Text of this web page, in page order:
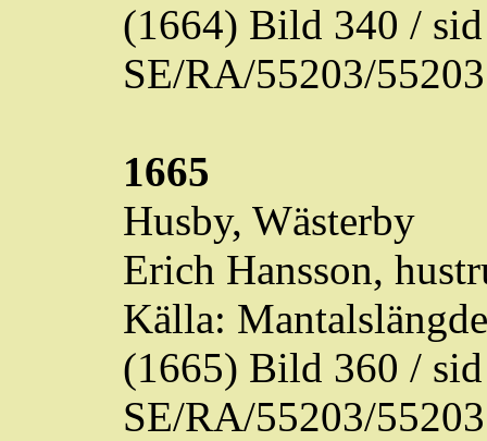
(1664) Bild 340 /
SE/RA/55203/
1665
Husby, Wästerby
Erich Hansson,
Källa:
(1665) Bild 360 /
SE/RA/55203/